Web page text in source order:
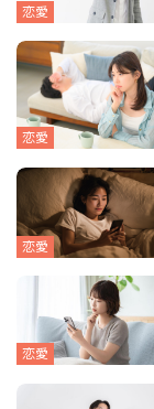
恋愛
恋愛
恋愛
恋愛